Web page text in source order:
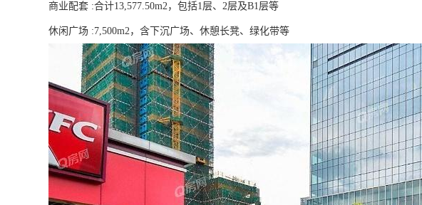
商业配套 :合计13,577.50m2，包括1层、2层及B1层等
休闲广场 :7,500m2，含下沉广场、休憩长凳、绿化带等